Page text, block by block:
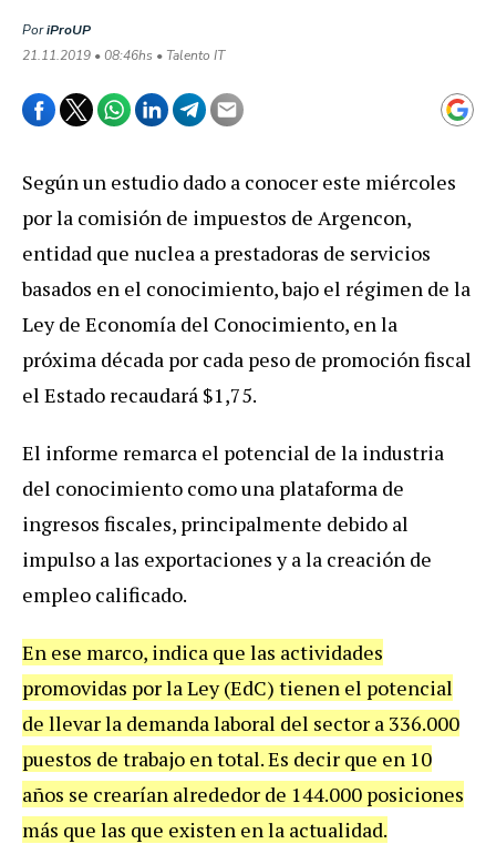
PoriProUP
21.11.2019 • 08:46hs • Talento IT
Según un estudio dado a conocer este miércoles
por la comisión de impuestos de Argencon,
entidad que nuclea a prestadoras de servicios
basados en el conocimiento, bajo el régimen de la
Ley de Economía del Conocimiento, en la
próxima década por cada peso de promoción fiscal
el Estado recaudará $1,75.
El informe remarca el potencial de la industria
del conocimiento como una plataforma de
ingresos fiscales, principalmente debido al
impulso a las exportaciones y a la creación de
empleo calificado.
En ese marco, indica que las actividades
promovidas por la Ley (EdC) tienen el potencial
de llevar la demanda laboral del sector a 336.000
puestos de trabajo en total. Es decir que en 10
años se crearían alrededor de 144.000 posiciones
más que las que existen en la actualidad.